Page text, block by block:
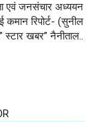
एवं जनसंचार अध्ययन
कमान रिपोर्ट- (सुनील
स्टार खबर” नैनीताल..